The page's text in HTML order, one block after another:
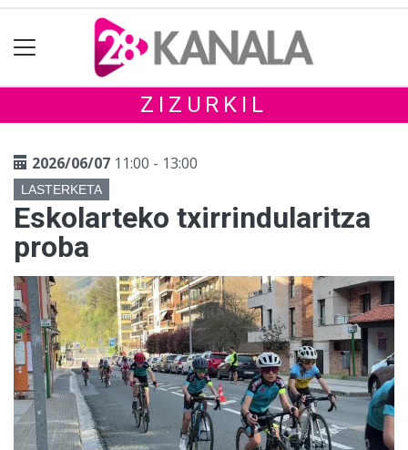
ZIZURKIL
2026/06/07 11:00 - 13:00
LASTERKETA
Eskolarteko txirrindularitza
proba